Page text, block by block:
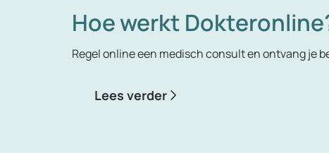
Hoe werkt
Regel online een medisch consult en ontvang je
Lees verder